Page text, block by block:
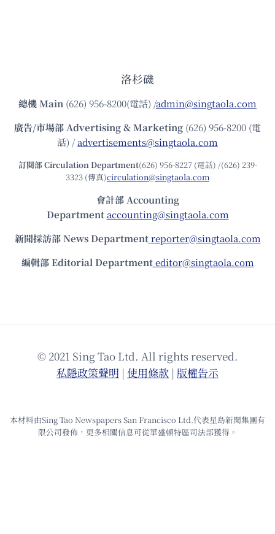
洛杉磯
總機Main (626) 956-8200(電話) /admin@singtaola.com
廣告/市場部Advertising & Marketing (626) 956-8200 (電
話) /advertisements@singtaola.com
訂閱部 Circulation Department(626) 956-8227 (電話) /(626) 239-
3323 (傳真)circulation@singtaola.com
會計部 Accounting
Department accounting@singtaola.com
新聞採訪部 News Department reporter@singtaola.com
編輯部 Editorial Department editor@singtaola.com
© 2021 Sing Tao Ltd. All rights reserved.
私隱政策聲明 | 使⽤條款 | 版權告⽰
本材料由Sing Tao Newspapers San Francisco Ltd.代表星島新聞集團有
限公司發佈，更多相關信息可從華盛頓特區司法部獲得。